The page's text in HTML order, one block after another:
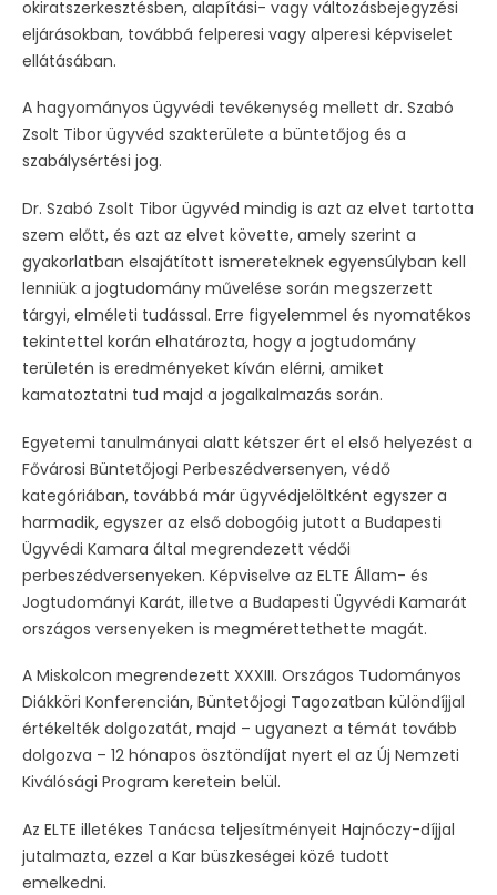
okiratszerkesztésben, alapítási- vagy változásbejegyzési
eljárásokban, továbbá felperesi vagy alperesi képviselet
ellátásában.
A hagyományos ügyvédi tevékenység mellett dr. Szabó
Zsolt Tibor ügyvéd szakterülete a büntetőjog és a
szabálysértési jog.
Dr. Szabó Zsolt Tibor ügyvéd mindig is azt az elvet tartotta
szem előtt, és azt az elvet követte, amely szerint a
gyakorlatban elsajátított ismereteknek egyensúlyban kell
lenniük a jogtudomány művelése során megszerzett
tárgyi, elméleti tudással. Erre figyelemmel és nyomatékos
tekintettel korán elhatározta, hogy a jogtudomány
területén is eredményeket kíván elérni, amiket
kamatoztatni tud majd a jogalkalmazás során.
Egyetemi tanulmányai alatt kétszer ért el első helyezést a
Fővárosi Büntetőjogi Perbeszédversenyen, védő
kategóriában, továbbá már ügyvédjelöltként egyszer a
harmadik, egyszer az első dobogóig jutott a Budapesti
Ügyvédi Kamara által megrendezett védői
perbeszédversenyeken. Képviselve az ELTE Állam- és
Jogtudományi Karát, illetve a Budapesti Ügyvédi Kamarát
országos versenyeken is megmérettethette magát.
A Miskolcon megrendezett XXXIII. Országos Tudományos
Diákköri Konferencián, Büntetőjogi Tagozatban különdíjjal
értékelték dolgozatát, majd – ugyanezt a témát tovább
dolgozva – 12 hónapos ösztöndíjat nyert el az Új Nemzeti
Kiválósági Program keretein belül.
Az ELTE illetékes Tanácsa teljesítményeit Hajnóczy-díjjal
jutalmazta, ezzel a Kar büszkeségei közé tudott
emelkedni.